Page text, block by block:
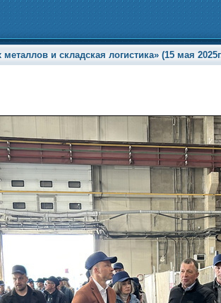
и складская логистика» (15 мая